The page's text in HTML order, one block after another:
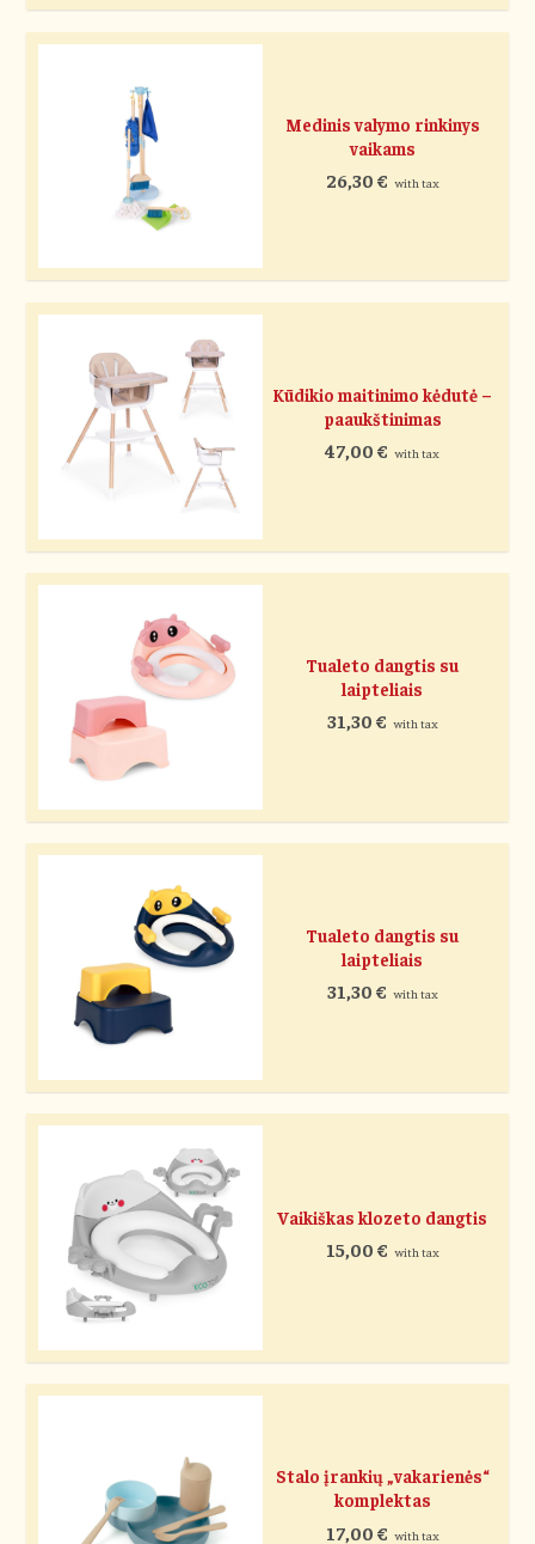
Medinis valymo rinkinys
vaikams
26,30 € with tax
Kūdikio maitinimo kėdutė –
paaukštinimas
47,00€ with tax
Tualeto dangtis su
laipteliais
31,30 € with tax
Tualeto dangtis su
laipteliais
31,30 € with tax
Vaikiškas klozeto dangtis
15,00 € with tax
Stalo įrankių „vakarienės“
komplektas
17,00 € with tax